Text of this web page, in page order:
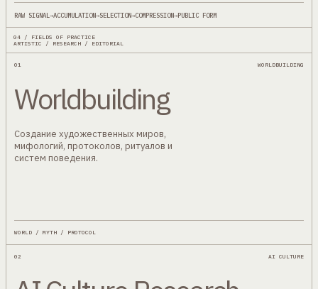
RAW SIGNAL →ACCUMULATION→SELECTION→COMPRESSION→PUBLIC FORM
04 / FIELDS OF PRACTICE
ARTISTIC / RESEARCH / EDITORIAL
01 WORLDBUILDING
Worldbuilding
Создание художественных миров,
мифологий, протоколов, ритуалов и
систем поведения.
WORLD / MYTH / PROTOCOL
02 AI CULTURE